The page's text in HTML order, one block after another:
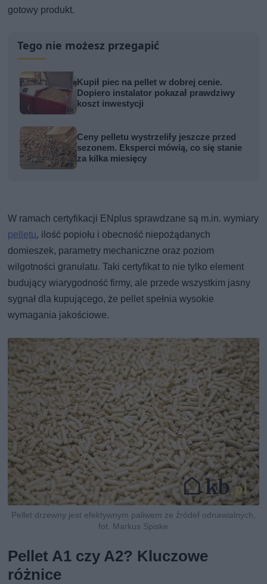
gotowy produkt.
Tego nie możesz przegapić
Kupił piec na pellet w dobrej cenie.
Dopiero instalator pokazał prawdziwy
koszt inwestycji
Ceny pelletu wystrzeliły jeszcze przed
sezonem. Eksperci mówią, co się stanie
za kilka miesięcy
W ramach certyfikacji ENplus sprawdzane są m.in. wymiary
pelletu, ilość popiołu i obecność niepożądanych
domieszek, parametry mechaniczne oraz poziom
wilgotności granulatu. Taki certyfikat to nie tylko element
budujący wiarygodność firmy, ale przede wszystkim jasny
sygnał dla kupującego, że pellet spełnia wysokie
wymagania jakościowe.
Pellet drzewny jest efektywnym paliwem ze źródeł odnawialnych,
fot. Markus Spiske
Pellet A1 czy A2? Kluczowe
różnice